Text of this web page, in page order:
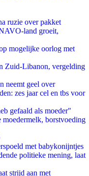
ruzie over pakket
land groeit,
mogelijke oorlog met
Zuid-Libanon, vergelding
neemt geel over
zes jaar cel en tbs voor
gefaald als moeder"
borstvoeding
met babykonijntjes
politieke mening, laat
strijd aan met